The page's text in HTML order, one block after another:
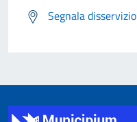
Segnala disservizio